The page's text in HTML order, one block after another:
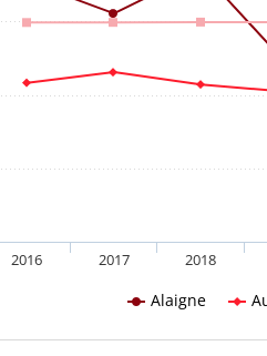
Alaigne
2016 2017 2018